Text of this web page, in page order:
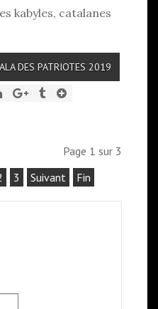
kabyles, catalanes
DES PATRIOTES 2019
Page 1 sur 3
3 Suivant Fin